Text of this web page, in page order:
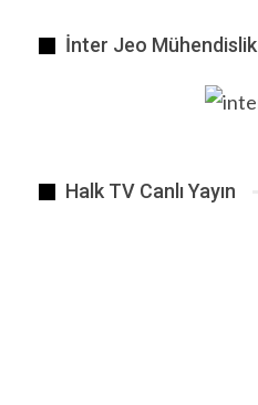
İnter Jeo Mühendislik
Halk TV Canlı Yayın